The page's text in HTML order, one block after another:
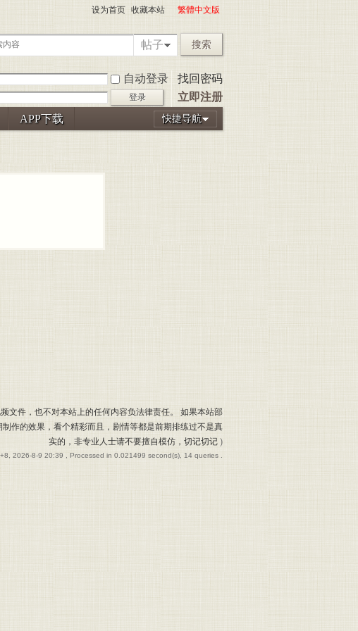
设为首页 收藏本站 繁體中文版
帖子 搜索
自动登录
找回密码
登录 立即注册
快捷导航
APP下载
文件，也不对本站上的任何内容负法律责任。 如果本站部
作的效果，看个精彩而且，剧情等都是前期排练过不是真
实的，非专业人士请不要擅自模仿，切记切记 )
2026-8-9 20:39 , Processed in 0.021499 second(s), 14 queries .